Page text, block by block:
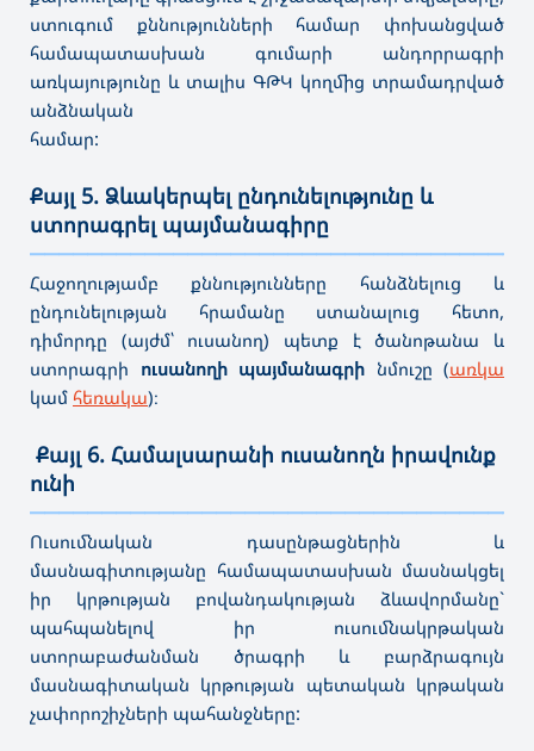
ստուգում քննությունների համար փոխանցված
համապատասխան գումարի անդորրագրի
առկայությունը և տալիս ԳԹԿ կողմից տրամադրված
անձնական
համար:
Քայլ 5. Ձևակերպել ընդունելությունը և
ստորագրել պայմանագիրը
Հաջողությամբ քննությունները հանձնելուց և
ընդունելության հրամանը ստանալուց հետո,
դիմորդը (այժմ՝ ուսանող) պետք է ծանոթանա և
ստորագրի ուսանողի պայմանագրի նմուշը (առկա
կամ հեռակա)։
Քայլ 6. Համալսարանի ուսանողն իրավունք
ունի
Ուսումնական դասընթացներին և
մասնագիտությանը համապատասխան մասնակցել
իր կրթության բովանդակության ձևավորմանը`
պահպանելով իր ուսումնակրթական
ստորաբաժանման ծրագրի և բարձրագույն
մասնագիտական կրթության պետական կրթական
չափորոշիչների պահանջները: